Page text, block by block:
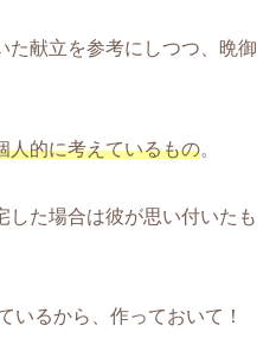
た献立を参考にしつつ、晩御
人的に考えているもの。
した場合は彼が思い付いたも
いるから、作っておいて！